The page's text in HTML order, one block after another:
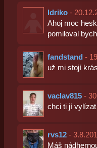
ldriko-
Ahoj moc
pomiloval
fandstand-
už mi stojí
vaclav815-
chci ti jí vylízat
rvs12-
Máš